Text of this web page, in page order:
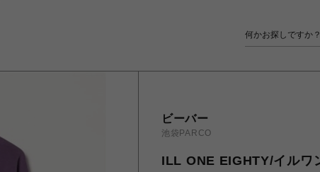
ビーバー
池袋PARCO
ILL ONE EIGHTY/イルワ